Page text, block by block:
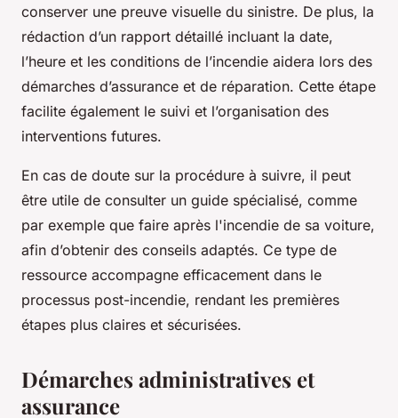
conserver une preuve visuelle du sinistre. De plus, la
rédaction d’un rapport détaillé incluant la date,
l’heure et les conditions de l’incendie aidera lors des
démarches d’assurance et de réparation. Cette étape
facilite également le suivi et l’organisation des
interventions futures.
En cas de doute sur la procédure à suivre, il peut
être utile de consulter un guide spécialisé, comme
par exemple que faire après l'incendie de sa voiture,
afin d’obtenir des conseils adaptés. Ce type de
ressource accompagne efficacement dans le
processus post-incendie, rendant les premières
étapes plus claires et sécurisées.
Démarches administratives et
assurance